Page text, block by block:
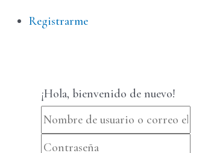
MenúRegistrarme
¡Hola, bienvenido de nuevo!